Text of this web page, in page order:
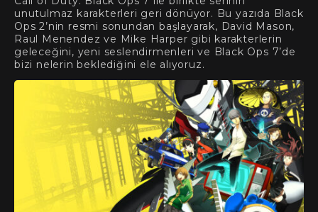
unutulmaz karakterleri geri dönüyor. Bu yazıda Black
Ops 2’nin resmi sonundan başlayarak, David Mason,
Raul Menendez ve Mike Harper gibi karakterlerin
geleceğini, yeni seslendirmenleri ve Black Ops 7’de
bizi nelerin beklediğini ele alıyoruz.